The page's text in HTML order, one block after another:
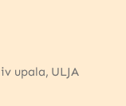
upala ULJA